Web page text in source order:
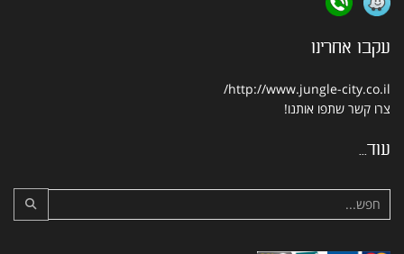
עקבו אחרינו
http://www.jungle-city.co.il/
צרו קשר שתפו אותנו!
עוד...